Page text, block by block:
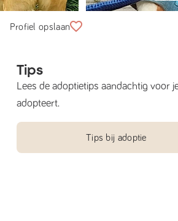
Profiel opslaan
Tips
Lees de adoptietips aandachtig voor
adopteert.
Tips bij adoptie